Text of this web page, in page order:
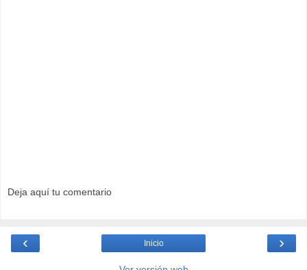
Deja aquí tu comentario
‹ ›
Inicio